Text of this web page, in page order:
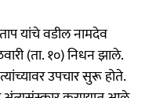
यांचे वडील नामदेव
(ता. १०) निधन झाले.
उपचार सुरू होते.